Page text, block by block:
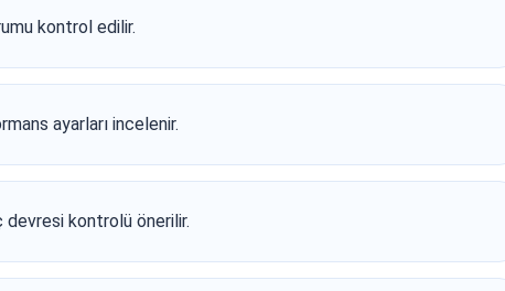
kontrol edilir.
ayarları incelenir.
kontrolü önerilir.